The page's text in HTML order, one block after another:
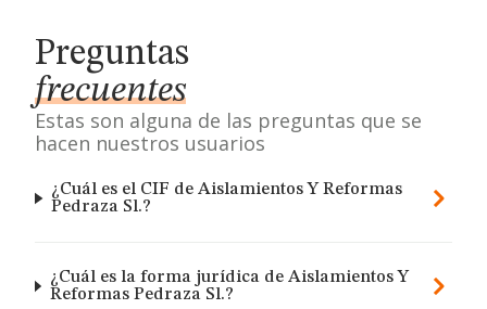
Preguntas
frecuentes
Estas son alguna de las preguntas que se
hacen nuestros usuarios
¿Cuál es el CIF de Aislamientos Y Reformas
Pedraza Sl.?
¿Cuál es la forma jurídica de Aislamientos Y
Reformas Pedraza Sl.?